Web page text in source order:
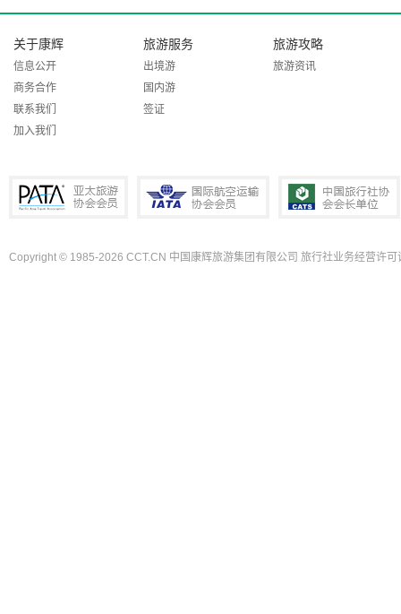
关于康辉
信息公开
商务合作
联系我们
加入我们
旅游服务
出境游
国内游
签证
旅游攻略
旅游资讯
Copyright © 1985-2026 CCT.CN 中国康辉旅游集团有限公司 旅行社业务经营许